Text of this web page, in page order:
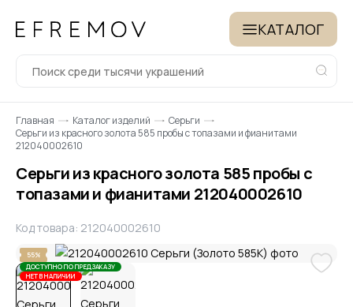
КАТАЛОГ
Главная Каталог изделий
Серьги
Серьги из красного золота 585 пробы с топазами и фианитами
212040002610
Серьги из красного золота 585 пробы с
топазами и фианитами 212040002610
Код товара: 212040002610
55%
ДОСТУПНО ПО ПРЕДЗАКАЗУ
НЕТ В НАЛИЧИИ